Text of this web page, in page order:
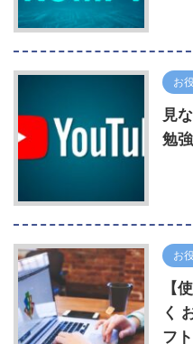
お
見
勉
お
【
く
フ